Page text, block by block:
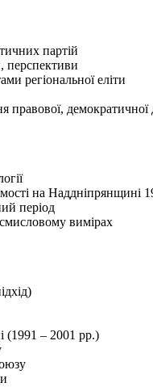
партій
перспективи
регіональної еліти
правової,
на Наддніпрянщині
період
вимірах
(1991 – 2001 pp.)